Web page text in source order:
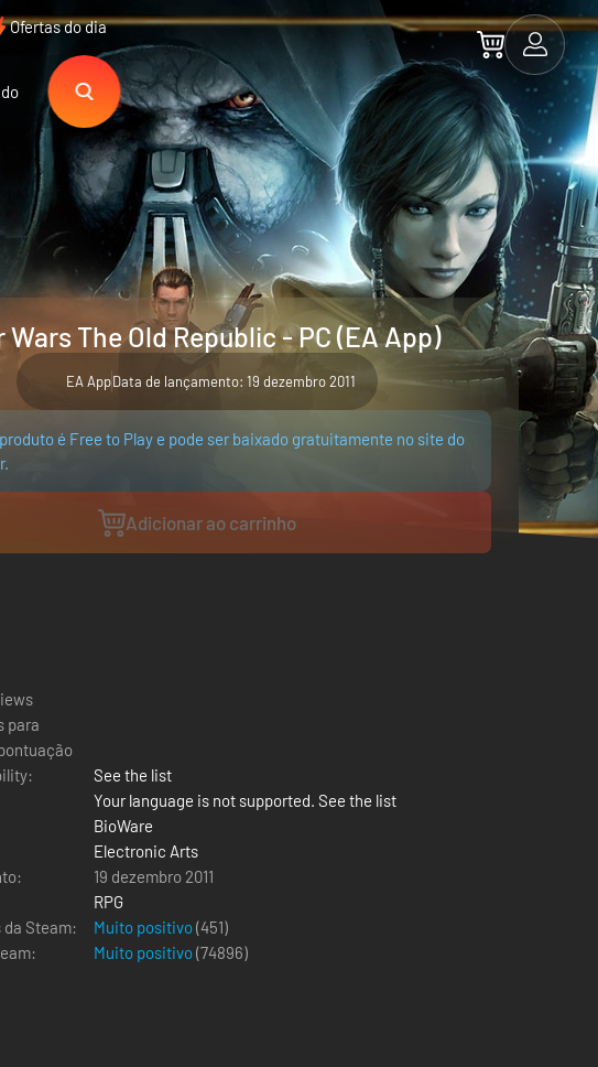
Ofertas do dia
Wars The Old Republic - PC (EA App)
EA AppData de lançamento: 19 dezembro 2011
é Free to Play e pode ser baixado gratuitamente no site do
Adicionar ao carrinho
para
See the list
Your language is not supported. See the list
BioWare
Electronic Arts
19 dezembro 2011
RPG
Steam:
Muito positivo(451)
Muito positivo(74896)